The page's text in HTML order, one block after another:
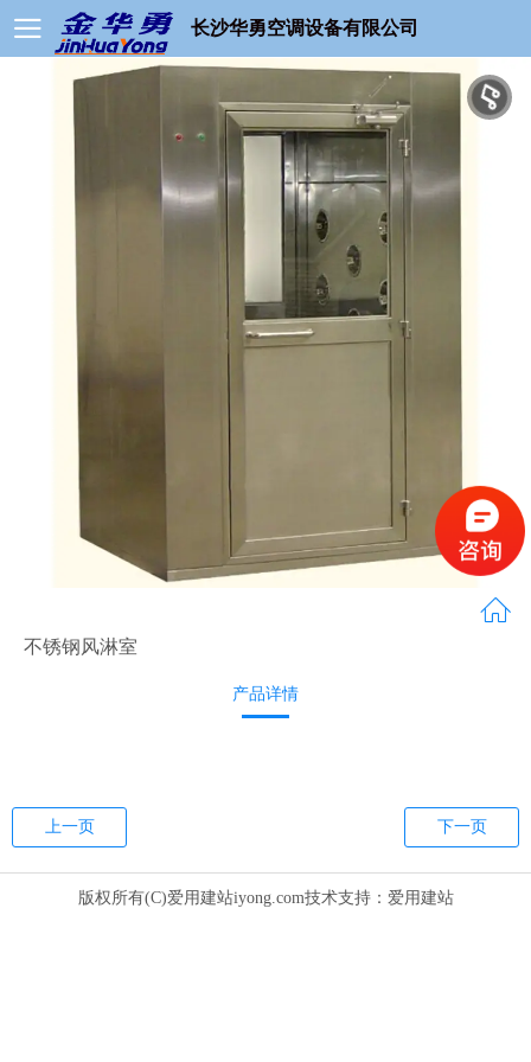
长沙华勇空调设备有限公司
不锈钢风淋室
产品详情
上一页 下一页
版权所有(C)爱用建站iyong.com技术支持： 爱用建站